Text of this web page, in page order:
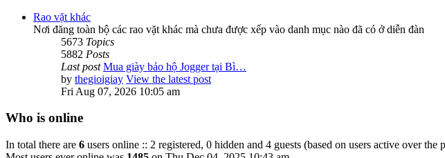
Rao vặt khác
Nơi đăng toàn bộ các rao vặt khác mà chưa được xếp vào danh mục nào đã có ở diễn đàn
5673 Topics
5882 Posts
Last post Mua giày bảo hộ Jogger tại Bì…
by thegioigiay View the latest post
Fri Aug 07, 2026 10:05 am
Who is online
In total there are 6 users online :: 2 registered, 0 hidden and 4 guests (based on users active over the